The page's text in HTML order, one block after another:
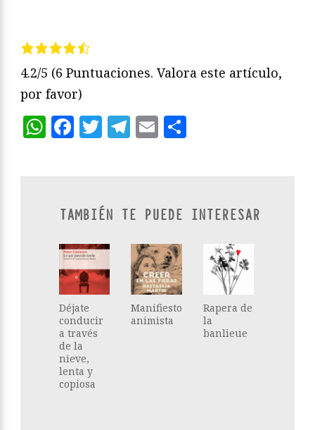
4.2/5 (6 Puntuaciones. Valora este artículo,
por favor)
WhatsApp
Facebook
Twitter
Telegram
Email
TAMBIÉN TE PUEDE INTERESAR
Déjate
conducir
a través
de la
nieve,
lenta y
copiosa
Manifiesto
animista
Rapera de
la
banlieue